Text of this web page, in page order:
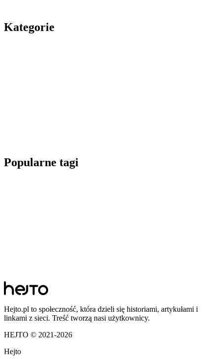
Kategorie
Popularne tagi
Hejto.pl to społeczność, która dzieli się historiami, artykułami i
linkami z sieci. Treść tworzą nasi użytkownicy.
HEJTO © 2021-2026
Hejto